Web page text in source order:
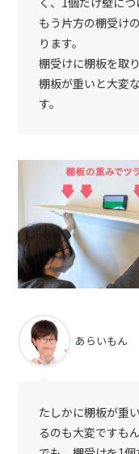
もう片方の棚受け
ります。
棚受けに棚板を取
棚板が重いと大変
す。
あらいもん
たしかに棚板が重
るのも大変ですも